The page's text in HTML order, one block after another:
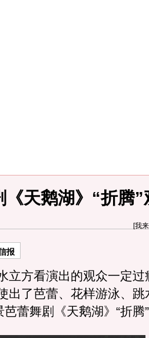
《天鹅湖》“折腾
[我
报
方看演出的观众一定过
出了芭蕾、花样游泳、跳
芭蕾舞剧《天鹅湖》“折腾